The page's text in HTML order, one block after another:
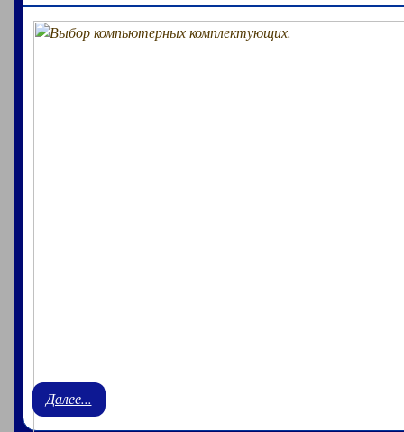
Сборка системного блока - бюджет 70 000 рублей.
за 2250 - 2500$. Вы спросили: В обозримом будущем
Далее...